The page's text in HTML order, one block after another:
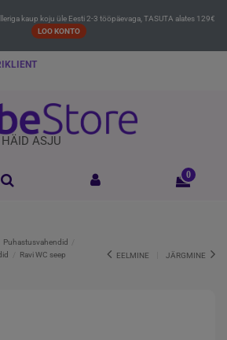
kaup koju üle Eesti 2-3 tööpäevaga, TASUTA alates 129€
LOO KONTO
ASJU
0
Puhastusvahendid
Ravi WC seep
EELMINE JÄRGMINE